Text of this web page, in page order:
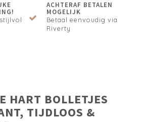
ACHTERAF BETALEN
MOGELIJK
Betaal eenvoudig via
Riverty
HART BOLLETJES
TIJDLOOS &